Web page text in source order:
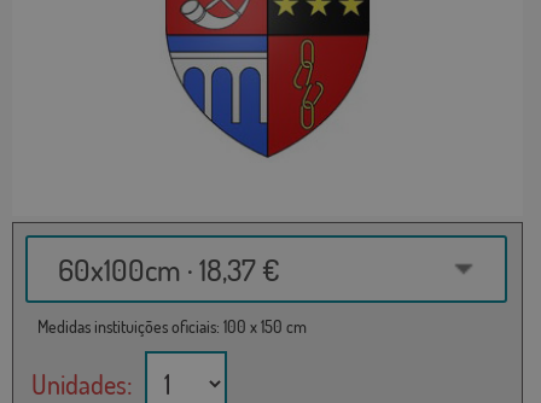
60x100cm · 18,37 €
Medidas instituições oficiais: 100 x 150 cm
Unidades: